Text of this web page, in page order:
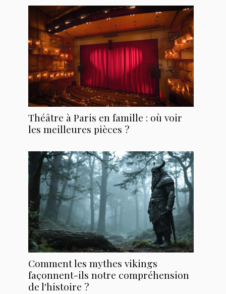
Théâtre à Paris en famille : où voir
les meilleures pièces ?
Comment les mythes vikings
façonnent-ils notre compréhension
de l'histoire ?